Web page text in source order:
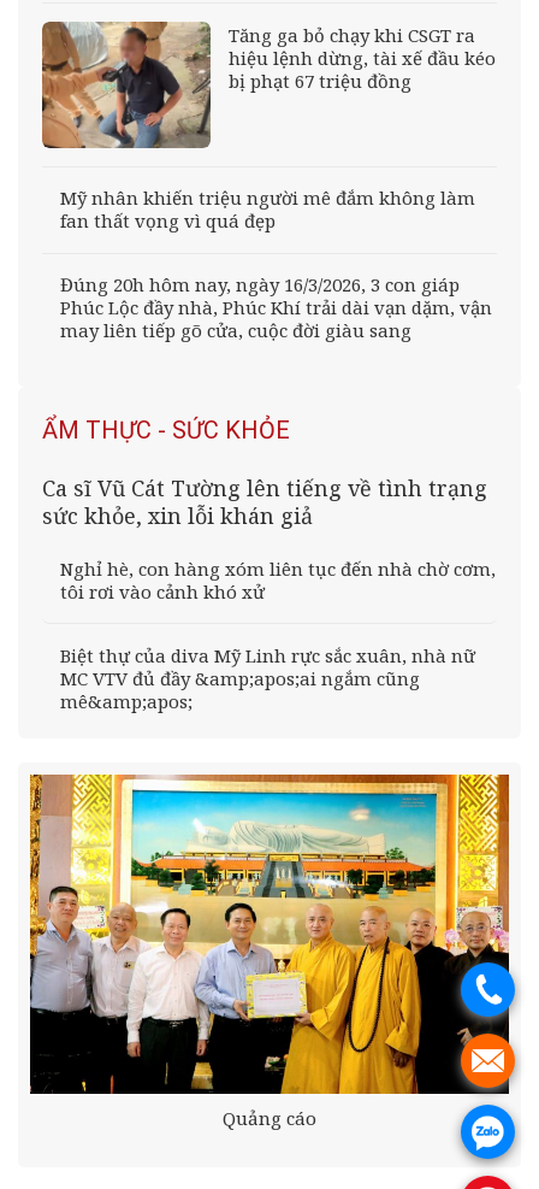
Tăng ga bỏ chạy khi CSGT ra
hiệu lệnh dừng, tài xế đầu kéo
bị phạt 67 triệu đồng
Mỹ nhân khiến triệu người mê đắm không làm
fan thất vọng vì quá đẹp
Đúng 20h hôm nay, ngày 16/3/2026, 3 con giáp
Phúc Lộc đầy nhà, Phúc Khí trải dài vạn dặm, vận
may liên tiếp gõ cửa, cuộc đời giàu sang
ẨM THỰC - SỨC KHỎE
Ca sĩ Vũ Cát Tường lên tiếng về tình trạng
sức khỏe, xin lỗi khán giả
Nghỉ hè, con hàng xóm liên tục đến nhà chờ cơm,
tôi rơi vào cảnh khó xử
Biệt thự của diva Mỹ Linh rực sắc xuân, nhà nữ
MC VTV đủ đầy &amp;apos;ai ngắm cũng
mê&amp;apos;
Quảng cáo
.
.
.